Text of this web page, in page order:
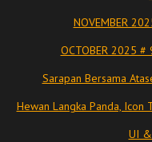
NOVEMBER
OCTOBER 2025 #
Sarapan Bersama
Hewan Langka Panda, Icon
UI